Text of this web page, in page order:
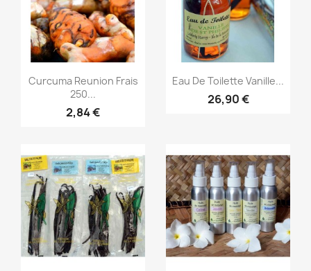
Aperçu rapide
Curcuma Reunion Frais
250...
2,84 €
Aperçu rapide
Eau De Toilette Vanille...
26,90 €